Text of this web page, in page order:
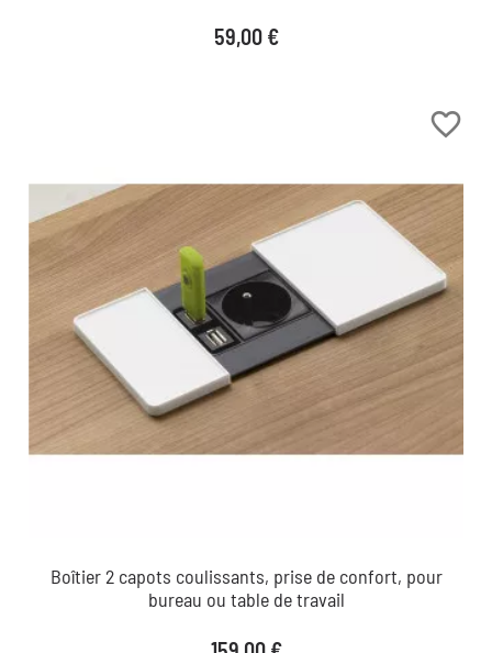
Prix
59,00 €
favorite_border
Boîtier 2 capots coulissants, prise de confort, pour
bureau ou table de travail
Prix